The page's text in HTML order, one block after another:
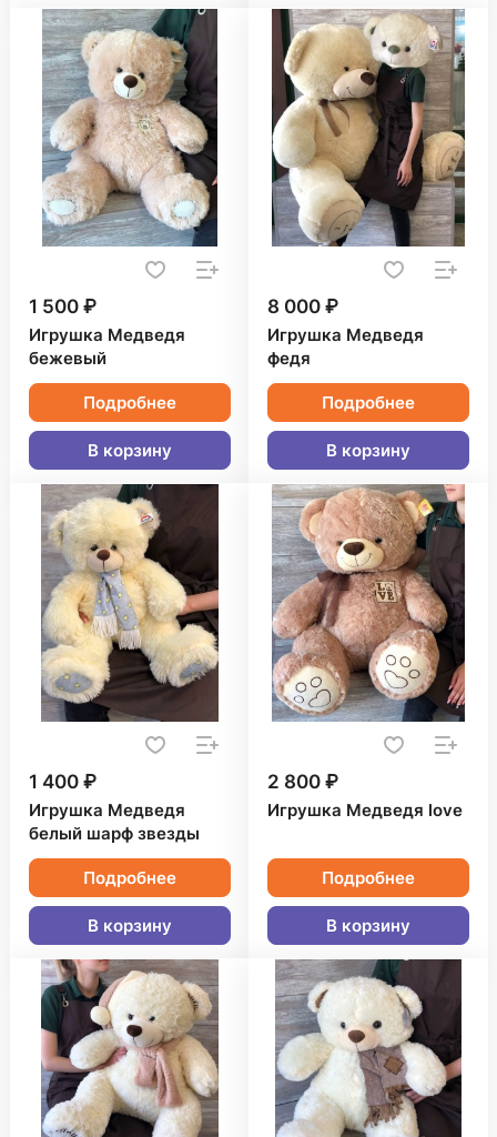
1 500 ₽
Игрушка Медведя
бежевый
Подробнее
В корзину
8 000 ₽
Игрушка Медведя
федя
Подробнее
В корзину
1 400 ₽
Игрушка Медведя
белый шарф звезды
Подробнее
В корзину
2 800 ₽
Игрушка Медведя love
Подробнее
В корзину